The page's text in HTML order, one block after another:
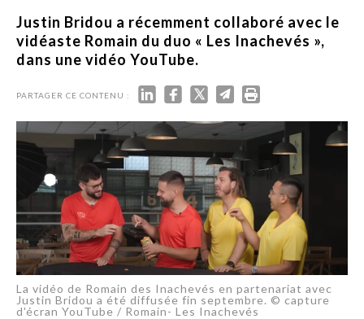
Justin Bridou a récemment collaboré avec le
vidéaste Romain du duo « Les Inachevés »,
dans une vidéo YouTube.
PARTAGER CE CONTENU :
La vidéo de Romain des Inachevés en partenariat avec
Justin Bridou a été diffusée fin septembre. © capture
d'écran YouTube / Romain- Les Inachevés